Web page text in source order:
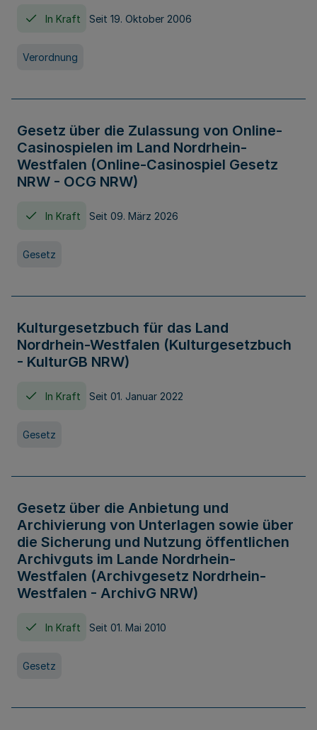
In Kraft Seit 19. Oktober 2006
Verordnung
Gesetz über die Zulassung von Online-
Casinospielen im Land Nordrhein-
Westfalen (Online-Casinospiel Gesetz
NRW - OCG NRW)
In Kraft Seit 09. März 2026
Gesetz
Kulturgesetzbuch für das Land
Nordrhein-Westfalen (Kulturgesetzbuch
- KulturGB NRW)
In Kraft Seit 01. Januar 2022
Gesetz
Gesetz über die Anbietung und
Archivierung von Unterlagen sowie über
die Sicherung und Nutzung öffentlichen
Archivguts im Lande Nordrhein-
Westfalen (Archivgesetz Nordrhein-
Westfalen - ArchivG NRW)
In Kraft Seit 01. Mai 2010
Gesetz